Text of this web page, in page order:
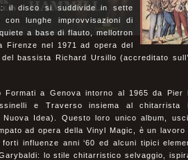
il disco si suddivide in sette
lunghe improvvisazioni di
a base di flauto, mellotron
Firenze nel 1971 ad opera del
bassista Richard Ursillo (accreditato
Formati a Genova intorno al 1965 da Pier
e Traverso insiema al chitarrista
Nuova Idea). Questo loro unico album,
ad opera della Vinyl Magic, è un lavoro
influenze anni ‘60 ed alcuni tipici
lo stile chitarristico selvaggio,